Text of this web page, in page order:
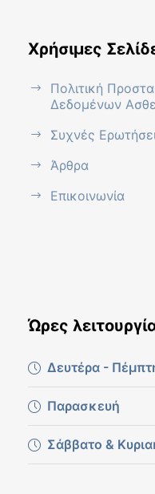
Χρήσιμες
Πολιτική
Δεδομένων
Συχνές
Άρθρα
Επικοινωνία
Ώρες
Δευτέρα -
Παρασκευή
Σάββατο &